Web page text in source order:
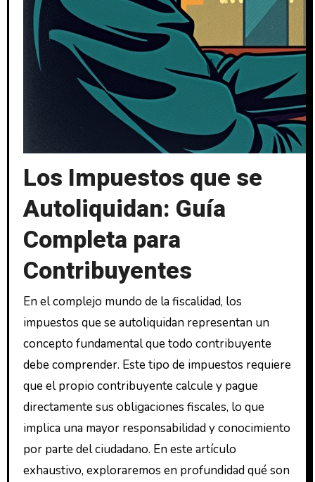
Los Impuestos que se
Autoliquidan: Guía
Completa para
Contribuyentes
En el complejo mundo de la fiscalidad, los
impuestos que se autoliquidan representan un
concepto fundamental que todo contribuyente
debe comprender. Este tipo de impuestos requiere
que el propio contribuyente calcule y pague
directamente sus obligaciones fiscales, lo que
implica una mayor responsabilidad y conocimiento
por parte del ciudadano. En este artículo
exhaustivo, exploraremos en profundidad qué son